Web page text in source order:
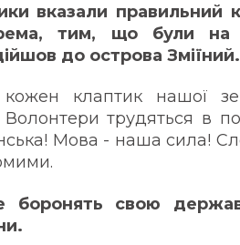
вказали
тим, що були на
до острова Зміїний.
клаптик нашої
Волонтери трудяться в
Мова - наша сила!
боронять свою